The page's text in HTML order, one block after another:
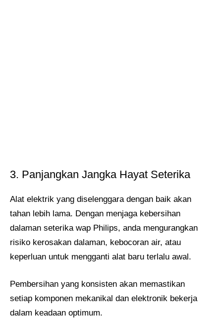
3. Panjangkan Jangka Hayat Seterika
Alat elektrik yang diselenggara dengan baik akan
tahan lebih lama. Dengan menjaga kebersihan
dalaman seterika wap Philips, anda mengurangkan
risiko kerosakan dalaman, kebocoran air, atau
keperluan untuk mengganti alat baru terlalu awal.
Pembersihan yang konsisten akan memastikan
setiap komponen mekanikal dan elektronik bekerja
dalam keadaan optimum.